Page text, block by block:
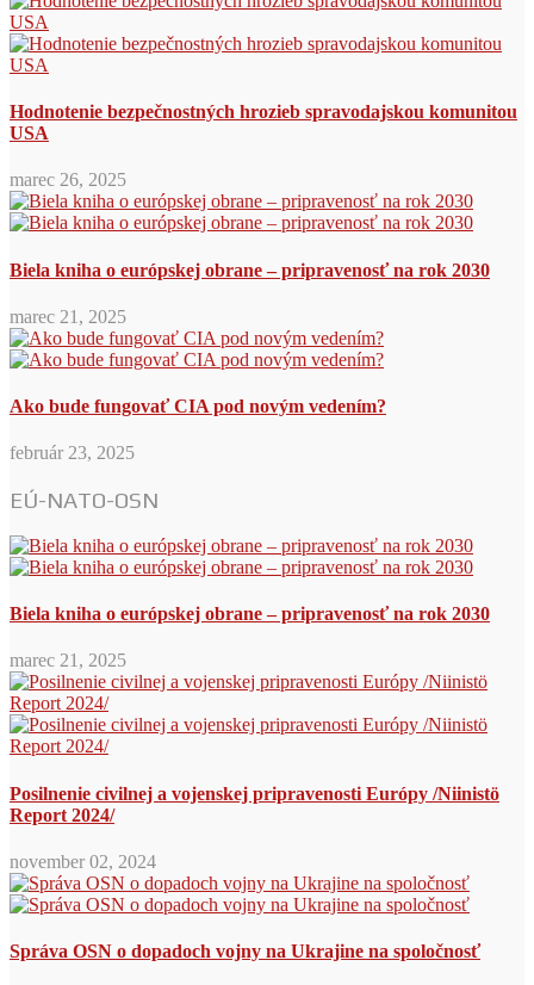
Hodnotenie bezpečnostných hrozieb spravodajskou komunitou
USA
marec 26, 2025
Biela kniha o európskej obrane – pripravenosť na rok 2030
marec 21, 2025
Ako bude fungovať CIA pod novým vedením?
február 23, 2025
EÚ-NATO-OSN
Biela kniha o európskej obrane – pripravenosť na rok 2030
marec 21, 2025
Posilnenie civilnej a vojenskej pripravenosti Európy /Niinistö
Report 2024/
november 02, 2024
Správa OSN o dopadoch vojny na Ukrajine na spoločnosť